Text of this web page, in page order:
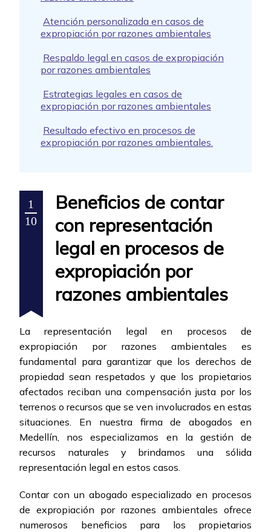
Atención personalizada en casos de
expropiación por razones ambientales
Respaldo legal en casos de expropiación
por razones ambientales
Estrategias legales en casos de
expropiación por razones ambientales
Resultado efectivo en procesos de
expropiación por razones ambientales.
1
10
Beneficios de contar
con representación
legal en procesos de
expropiación por
razones ambientales
La representación legal en procesos de
expropiación por razones ambientales es
fundamental para garantizar que los derechos de
propiedad sean respetados y que los propietarios
afectados reciban una compensación justa por los
terrenos o recursos que se ven involucrados en estas
situaciones. En nuestra firma de abogados en
Medellín, nos especializamos en la gestión de
recursos naturales y brindamos una sólida
representación legal en estos casos.
Contar con un abogado especializado en procesos
de expropiación por razones ambientales ofrece
numerosos beneficios para los propietarios